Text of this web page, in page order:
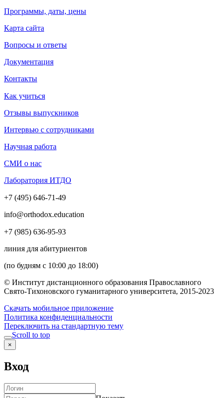
Программы, даты, цены
Карта сайта
Вопросы и ответы
Документация
Контакты
Как учиться
Отзывы выпускников
Интервью с сотрудниками
Научная работа
СМИ о нас
Лаборатория ИТДО
+7 (495) 646-71-49
info@orthodox.education
+7 (985) 636-95-93
линия для абитуриентов
(по будням с 10:00 до 18:00)
© Институт дистанционного образования Православного
Свято-Тихоновского гуманитарного университета, 2015-2023
Скачать мобильное приложение
Политика конфиденциальности
Переключить на стандартную тему
Scroll to top
×
Вход